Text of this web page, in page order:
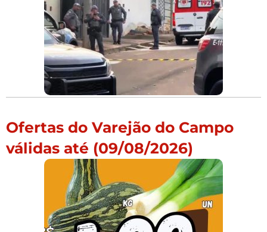
Ofertas do Varejão do Campo
válidas até (09/08/2026)